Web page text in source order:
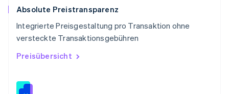
Absolute Preistransparenz
Integrierte Preisgestaltung pro Transaktion ohne
versteckte Transaktionsgebühren
Preisübersicht
Slowakei
Slowenien
EnglishItaliano
Sonderverwaltungsregion Hongkong,
Spanien